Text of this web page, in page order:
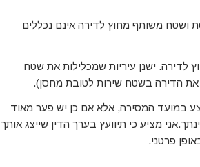
ושטח משותף מחוץ לדירה אינם נכללים
לדירה. ישנן עיריות שמכלילות את שטח
הדירה בשטח שירות לטובת מחסן).
במועד המסירה, אלא אם כן יש פער מאוד
מציע כי תיוועץ בערך הדין שייצג אותך
פרטני.